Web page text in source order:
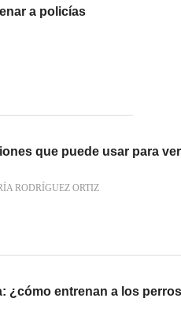
a policías
que puede usar para
RODRÍGUEZ ORTIZ
¿cómo entrenan a los